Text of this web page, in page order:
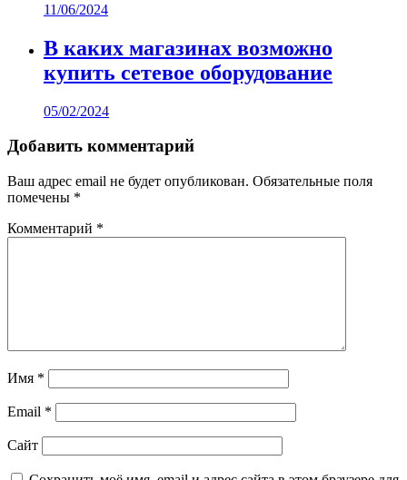
11/06/2024
В каких магазинах возможно
купить сетевое оборудование
05/02/2024
Добавить комментарий
Ваш адрес email не будет опубликован. Обязательные поля
помечены *
Комментарий *
Имя *
Email *
Сайт